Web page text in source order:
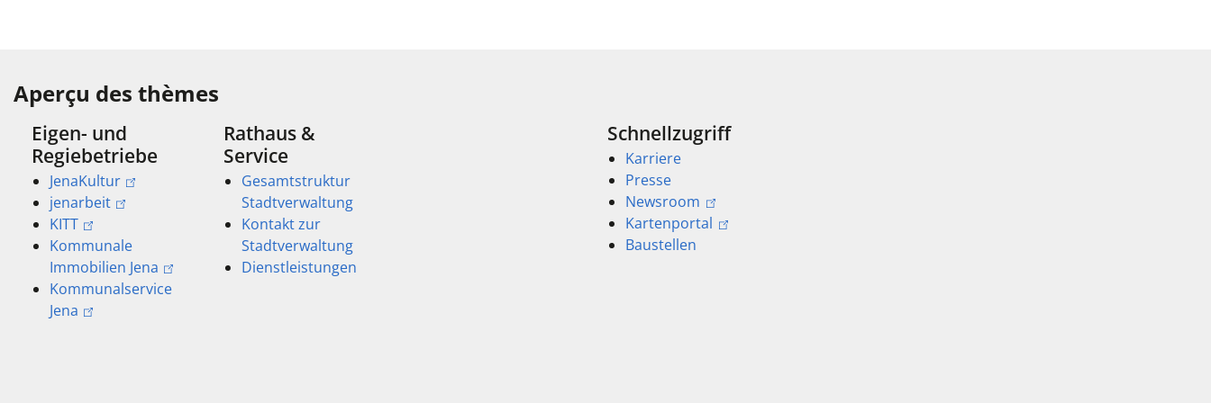
Aperçu des thèmes
Eigen- und
Regiebetriebe
JenaKultur
jenarbeit
KITT
Kommunale
Immobilien Jena
Kommunalservice
Jena
Rathaus &
Service
Gesamtstruktur
Stadtverwaltung
Kontakt zur
Stadtverwaltung
Dienstleistungen
Schnellzugriff
Karriere
Presse
Newsroom
Kartenportal
Baustellen